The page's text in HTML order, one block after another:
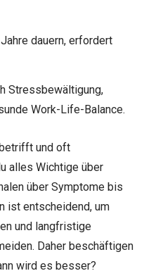
dauern, erfordert
Stressbewältigung,
Work-Life-Balance.
und oft
alles Wichtige über
über Symptome bis
ist entscheidend, um
und langfristige
Daher beschäftigen
wird es besser?